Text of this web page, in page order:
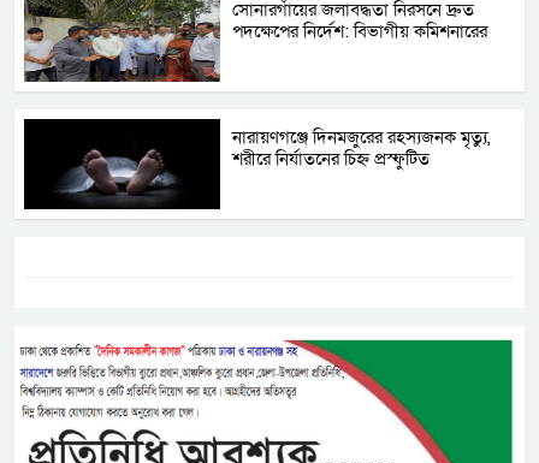
সোনারগাঁয়ের জলাবদ্ধতা নিরসনে দ্রুত
পদক্ষেপের নির্দেশ: বিভাগীয় কমিশনারের
নারায়ণগঞ্জে দিনমজুরের রহস্যজনক মৃত্যু,
শরীরে নির্যাতনের চিহ্ন প্রস্ফুটিত